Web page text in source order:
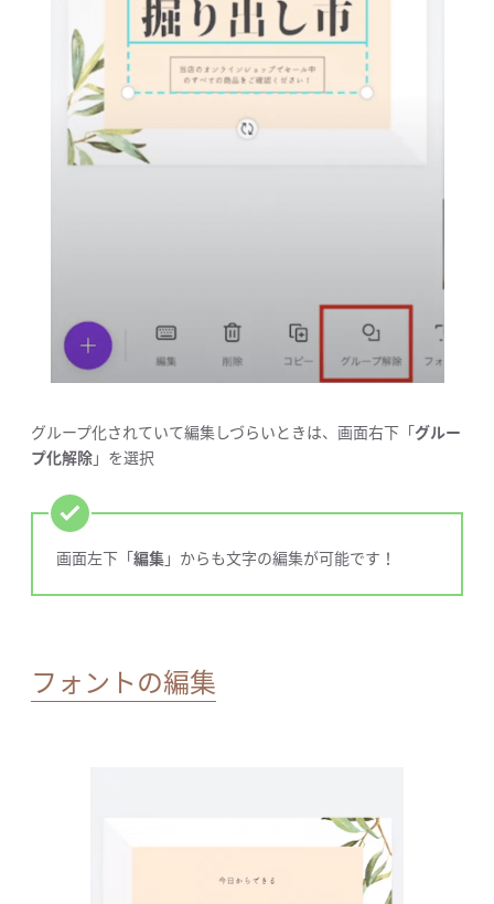
グループ化されていて編集しづらいときは、画面右下「グルー
プ化解除 」を選択
画面左下「編集 」からも文字の編集が可能です！
フォントの編集